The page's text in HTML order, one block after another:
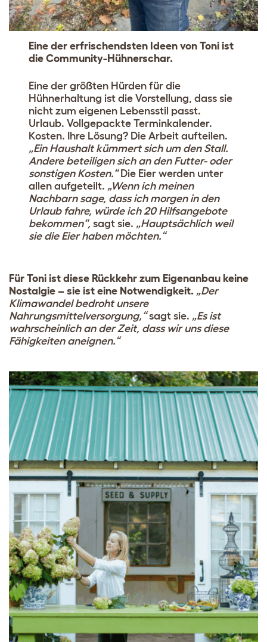
Eine der erfrischendsten Ideen von Toni ist
die Community-Hühnerschar.
Eine der größten Hürden für die
Hühnerhaltung ist die Vorstellung, dass sie
nicht zum eigenen Lebensstil passt.
Urlaub. Vollgepackte Terminkalender.
Kosten. Ihre Lösung? Die Arbeit aufteilen.
„Ein Haushalt kümmert sich um den Stall.
Andere beteiligen sich an den Futter- oder
sonstigen Kosten.“Die Eier werden unter
allen aufgeteilt. „Wenn ich meinen
Nachbarn sage, dass ich morgen in den
Urlaub fahre, würde ich 20 Hilfsangebote
bekommen“, sagt sie. „Hauptsächlich weil
sie die Eier haben möchten.“
Für Toni ist diese Rückkehr zum Eigenanbau keine
Nostalgie – sie ist eine Notwendigkeit. „Der
Klimawandel bedroht unsere
Nahrungsmittelversorgung,“sagt sie. „Es ist
wahrscheinlich an der Zeit, dass wir uns diese
Fähigkeiten aneignen.“